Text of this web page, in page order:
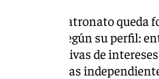
el Patronato queda
grupos según su perfil:
representativas de
y personas